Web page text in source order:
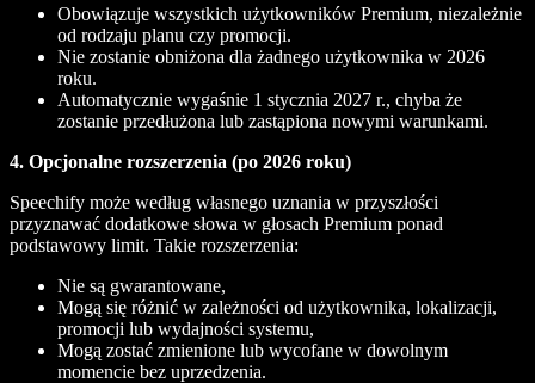
Obowiązuje wszystkich użytkowników Premium, niezależnie
od rodzaju planu czy promocji.
Nie zostanie obniżona dla żadnego użytkownika w 2026
roku.
Automatycznie wygaśnie 1 stycznia 2027 r., chyba że
zostanie przedłużona lub zastąpiona nowymi warunkami.
4. Opcjonalne rozszerzenia (po 2026 roku)
Speechify może według własnego uznania w przyszłości
przyznawać dodatkowe słowa w głosach Premium ponad
podstawowy limit. Takie rozszerzenia:
Nie są gwarantowane,
Mogą się różnić w zależności od użytkownika, lokalizacji,
promocji lub wydajności systemu,
Mogą zostać zmienione lub wycofane w dowolnym
momencie bez uprzedzenia.